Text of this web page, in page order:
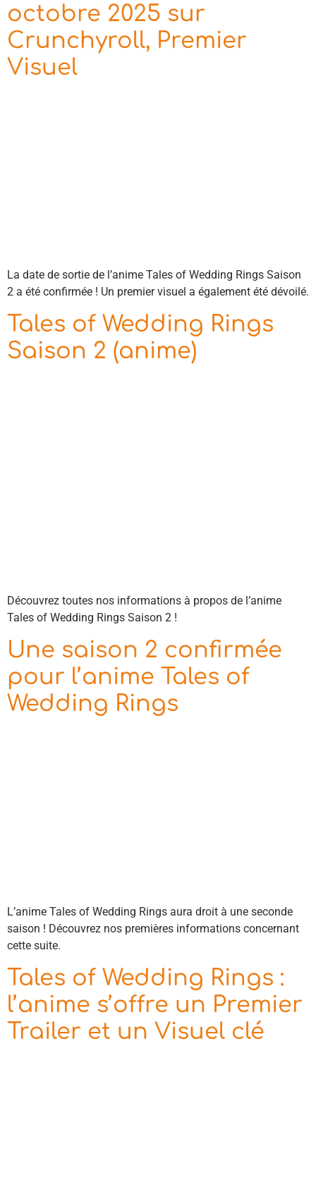
octobre 2025 sur
Crunchyroll, Premier
Visuel
La date de sortie de l’anime Tales of Wedding Rings Saison
2 a été confirmée ! Un premier visuel a également été dévoilé.
Tales of Wedding Rings
Saison 2 (anime)
Découvrez toutes nos informations à propos de l’anime
Tales of Wedding Rings Saison 2 !
Une saison 2 confirmée
pour l’anime Tales of
Wedding Rings
L’anime Tales of Wedding Rings aura droit à une seconde
saison ! Découvrez nos premières informations concernant
cette suite.
Tales of Wedding Rings :
l’anime s’offre un Premier
Trailer et un Visuel clé